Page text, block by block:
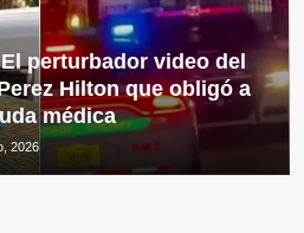
perturbador video del
Hilton que obligó a
médica
2026